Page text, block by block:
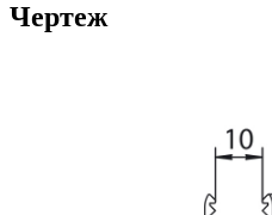
Чертеж